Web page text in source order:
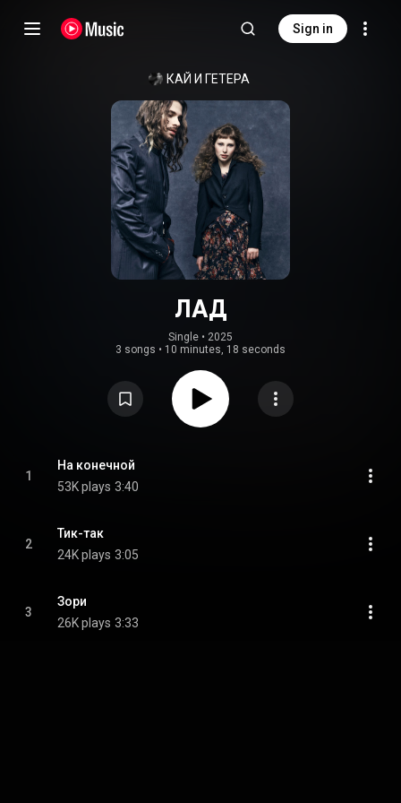
Sign in
КАЙ И ГЕТЕРА
ЛАД
Single • 2025
3 songs • 10 minutes, 18 seconds
1
На конечной
53K plays 3:40
2
Тик-так
24K plays 3:05
3
Зори
26K plays 3:33